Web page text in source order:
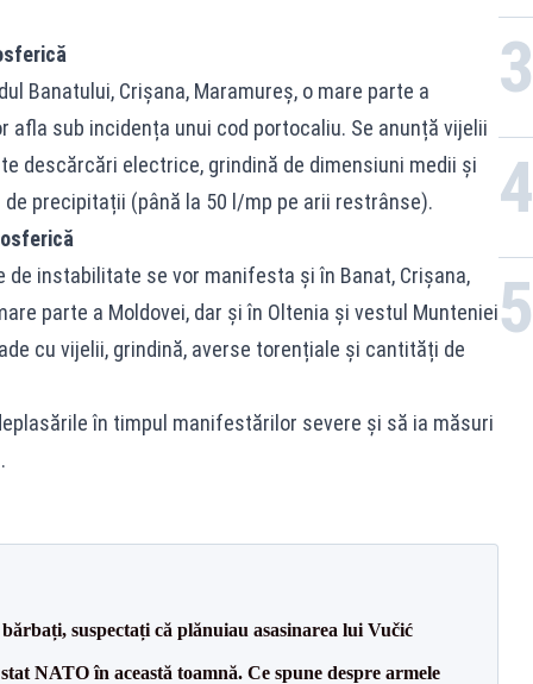
Banatului, Crișana, Maramureș, o mare parte a
afla sub incidența unui cod portocaliu. Se anunță vijelii
descărcări electrice, grindină de dimensiuni medii și
precipitații (până la 50 l/mp pe arii restrânse).
de instabilitate se vor manifesta și în Banat, Crișana,
parte a Moldovei, dar și în Oltenia și vestul Munteniei
cu vijelii, grindină, averse torențiale și cantități de
în timpul manifestărilor severe și să ia măsuri
suspectați că plănuiau asasinarea lui Vučić
NATO în această toamnă. Ce spune despre armele
3
4
5